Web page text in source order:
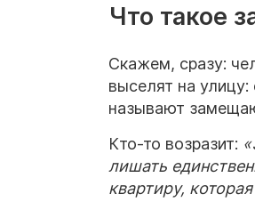
Что такое
Скажем, сразу:
выселят на
называют
Кто-то возразит:
лишать
квартиру,